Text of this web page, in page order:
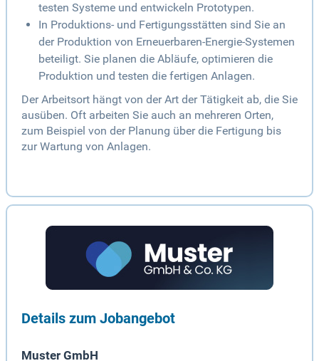
testen Systeme und entwickeln Prototypen.
In Produktions- und Fertigungsstätten sind Sie an
der Produktion von Erneuerbaren-Energie-Systemen
beteiligt. Sie planen die Abläufe, optimieren die
Produktion und testen die fertigen Anlagen.
Der Arbeitsort hängt von der Art der Tätigkeit ab, die Sie
ausüben. Oft arbeiten Sie auch an mehreren Orten,
zum Beispiel von der Planung über die Fertigung bis
zur Wartung von Anlagen.
Details zum Jobangebot
Muster GmbH